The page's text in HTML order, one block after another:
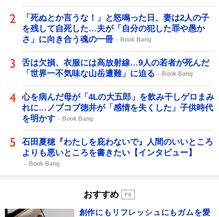
「死ぬとか言うな！」と怒鳴った日、妻は2人の子
を残して自死した…夫が「自分の犯した罪や愚か
さ」に向き合う魂の一冊
Book Bang
舌は欠損、衣服には高放射線…9人の若者が死んだ
「世界一不気味な山岳遭難」に迫る
Book Bang
心を病んだ母が「4Lの大五郎」を飲み干しゲロまみ
れに…ノブコブ徳井が「感情を失くした」子供時代
を明かす
Book Bang
石田夏穂『わたしを庇わないで』人間のいいところ
よりも悪いところを書きたい【インタビュー】
Book Bang
おすすめ
創作にもリフレッシュにもガムを愛